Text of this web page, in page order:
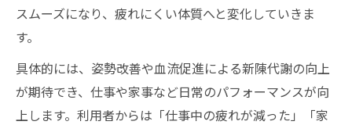
スムーズになり、疲れにくい体質へと変化していきま
す。
具体的には、姿勢改善や血流促進による新陳代謝の向上
が期待でき、仕事や家事など日常のパフォーマンスが向
上します。利用者からは「仕事中の疲れが減った」「家